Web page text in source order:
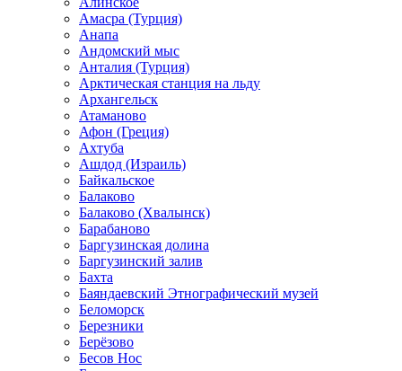
Амасра (Турция)
Анапа
Андомский мыс
Анталия (Турция)
Арктическая станция на льду
Архангельск
Атаманово
Афон (Греция)
Ахтуба
Ашдод (Израиль)
Байкальское
Балаково
Балаково (Хвалынск)
Барабаново
Баргузинская долина
Баргузинский залив
Бахта
Баяндаевский Этнографический музей
Беломорск
Березники
Берёзово
Бесов Нос